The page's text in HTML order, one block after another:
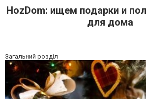
HozDom: ищем подарки и
для дома
Загальний розділ